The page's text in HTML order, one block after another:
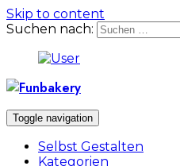
Skip to content
Suchen nach:
Toggle navigation
Selbst Gestalten
Kategorien